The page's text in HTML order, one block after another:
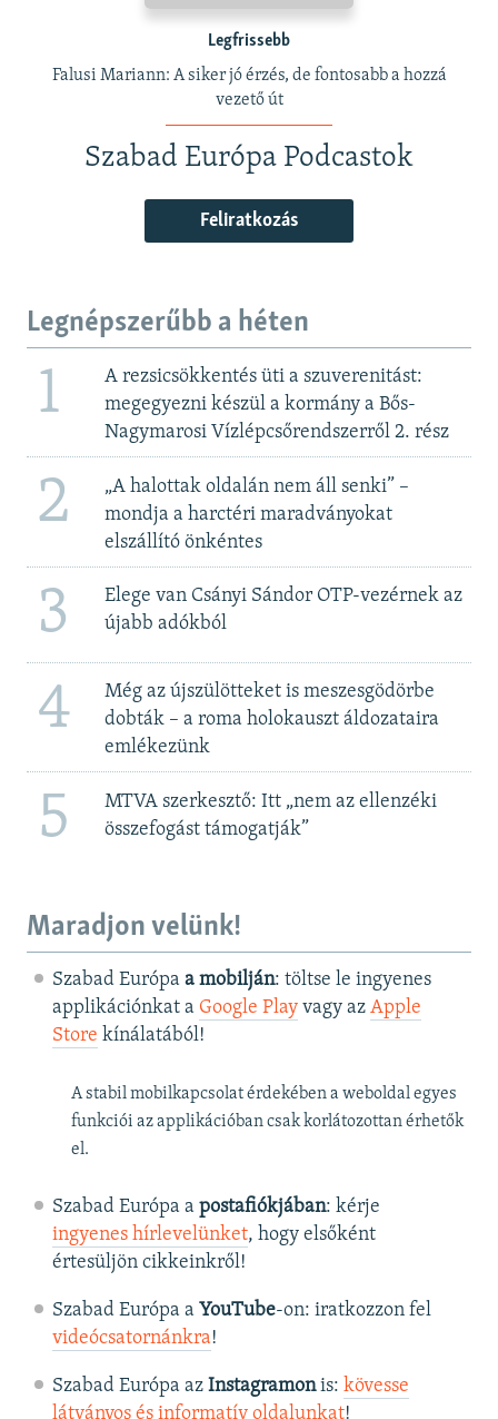
Legfrissebb
Falusi Mariann: A siker jó érzés, de fontosabb a hozzá
vezető út
Szabad Európa Podcastok
Feliratkozás
Legnépszerűbb a héten
1
A rezsicsökkentés üti a szuverenitást:
megegyezni készül a kormány a Bős-
Nagymarosi Vízlépcsőrendszerről 2. rész
2
„A halottak oldalán nem áll senki” –
mondja a harctéri maradványokat
elszállító önkéntes
3
Elege van Csányi Sándor OTP-vezérnek az
újabb adókból
4
Még az újszülötteket is meszesgödörbe
dobták – a roma holokauszt áldozataira
emlékezünk
5
MTVA szerkesztő: Itt „nem az ellenzéki
összefogást támogatják”
Maradjon velünk!
Szabad Európa a mobilján: töltse le ingyenes
applikációnkat a Google Playvagy az Apple
Store kínálatából!
A stabil mobilkapcsolat érdekében a weboldal egyes
funkciói az applikációban csak korlátozottan érhetők
el.
Szabad Európa a postafiókjában: kérje
ingyenes hírlevelünket, hogy elsőként
értesüljön cikkeinkről!
Szabad Európa a YouTube-on: iratkozzon fel
videócsatornánkra!
Szabad Európa az Instagramonis: kövesse
látványos és informatív oldalunkat! ​